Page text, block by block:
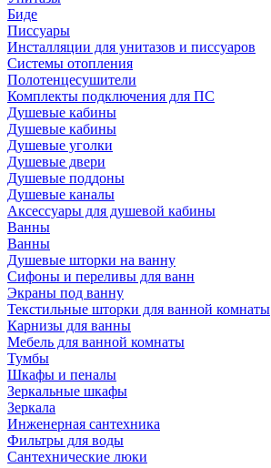
Биде
Писсуары
Инсталляции для унитазов и писсуаров
Системы отопления
Полотенцесушители
Комплекты подключения для ПС
Душевые кабины
Душевые кабины
Душевые уголки
Душевые двери
Душевые поддоны
Душевые каналы
Аксессуары для душевой кабины
Ванны
Ванны
Душевые шторки на ванну
Сифоны и переливы для ванн
Экраны под ванну
Текстильные шторки для ванной комнаты
Карнизы для ванны
Мебель для ванной комнаты
Тумбы
Шкафы и пеналы
Зеркальные шкафы
Зеркала
Инженерная сантехника
Фильтры для воды
Сантехнические люки